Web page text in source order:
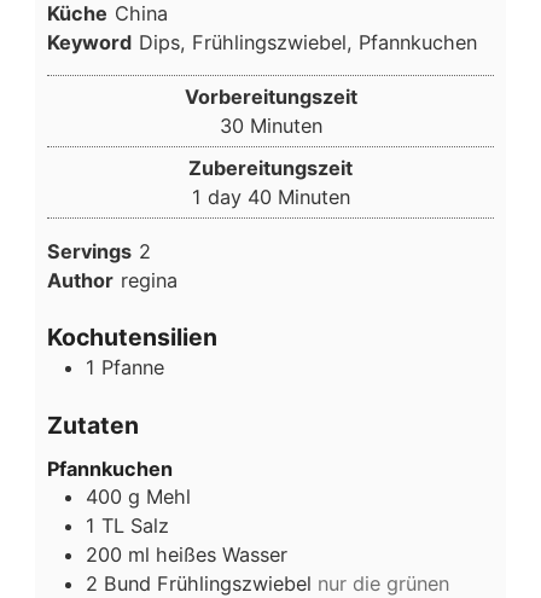
Küche China
Keyword Dips, Frühlingszwiebel, Pfannkuchen
Vorbereitungszeit
30Minuten
Minuten
Zubereitungszeit
1 day
day 40Minuten
Minuten
Servings 2
Author regina
Kochutensilien
1 Pfanne
Zutaten
Pfannkuchen
400 g Mehl
1 TL Salz
200 ml heißes Wasser
2 Bund Frühlingszwiebel nur die grünen